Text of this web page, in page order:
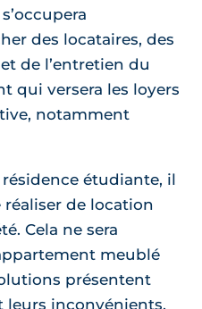
des locataires, des
de l’entretien du
qui versera les loyers
notamment
étudiante, il
réaliser de location
Cela ne sera
meublé
présentent
leurs inconvénients,